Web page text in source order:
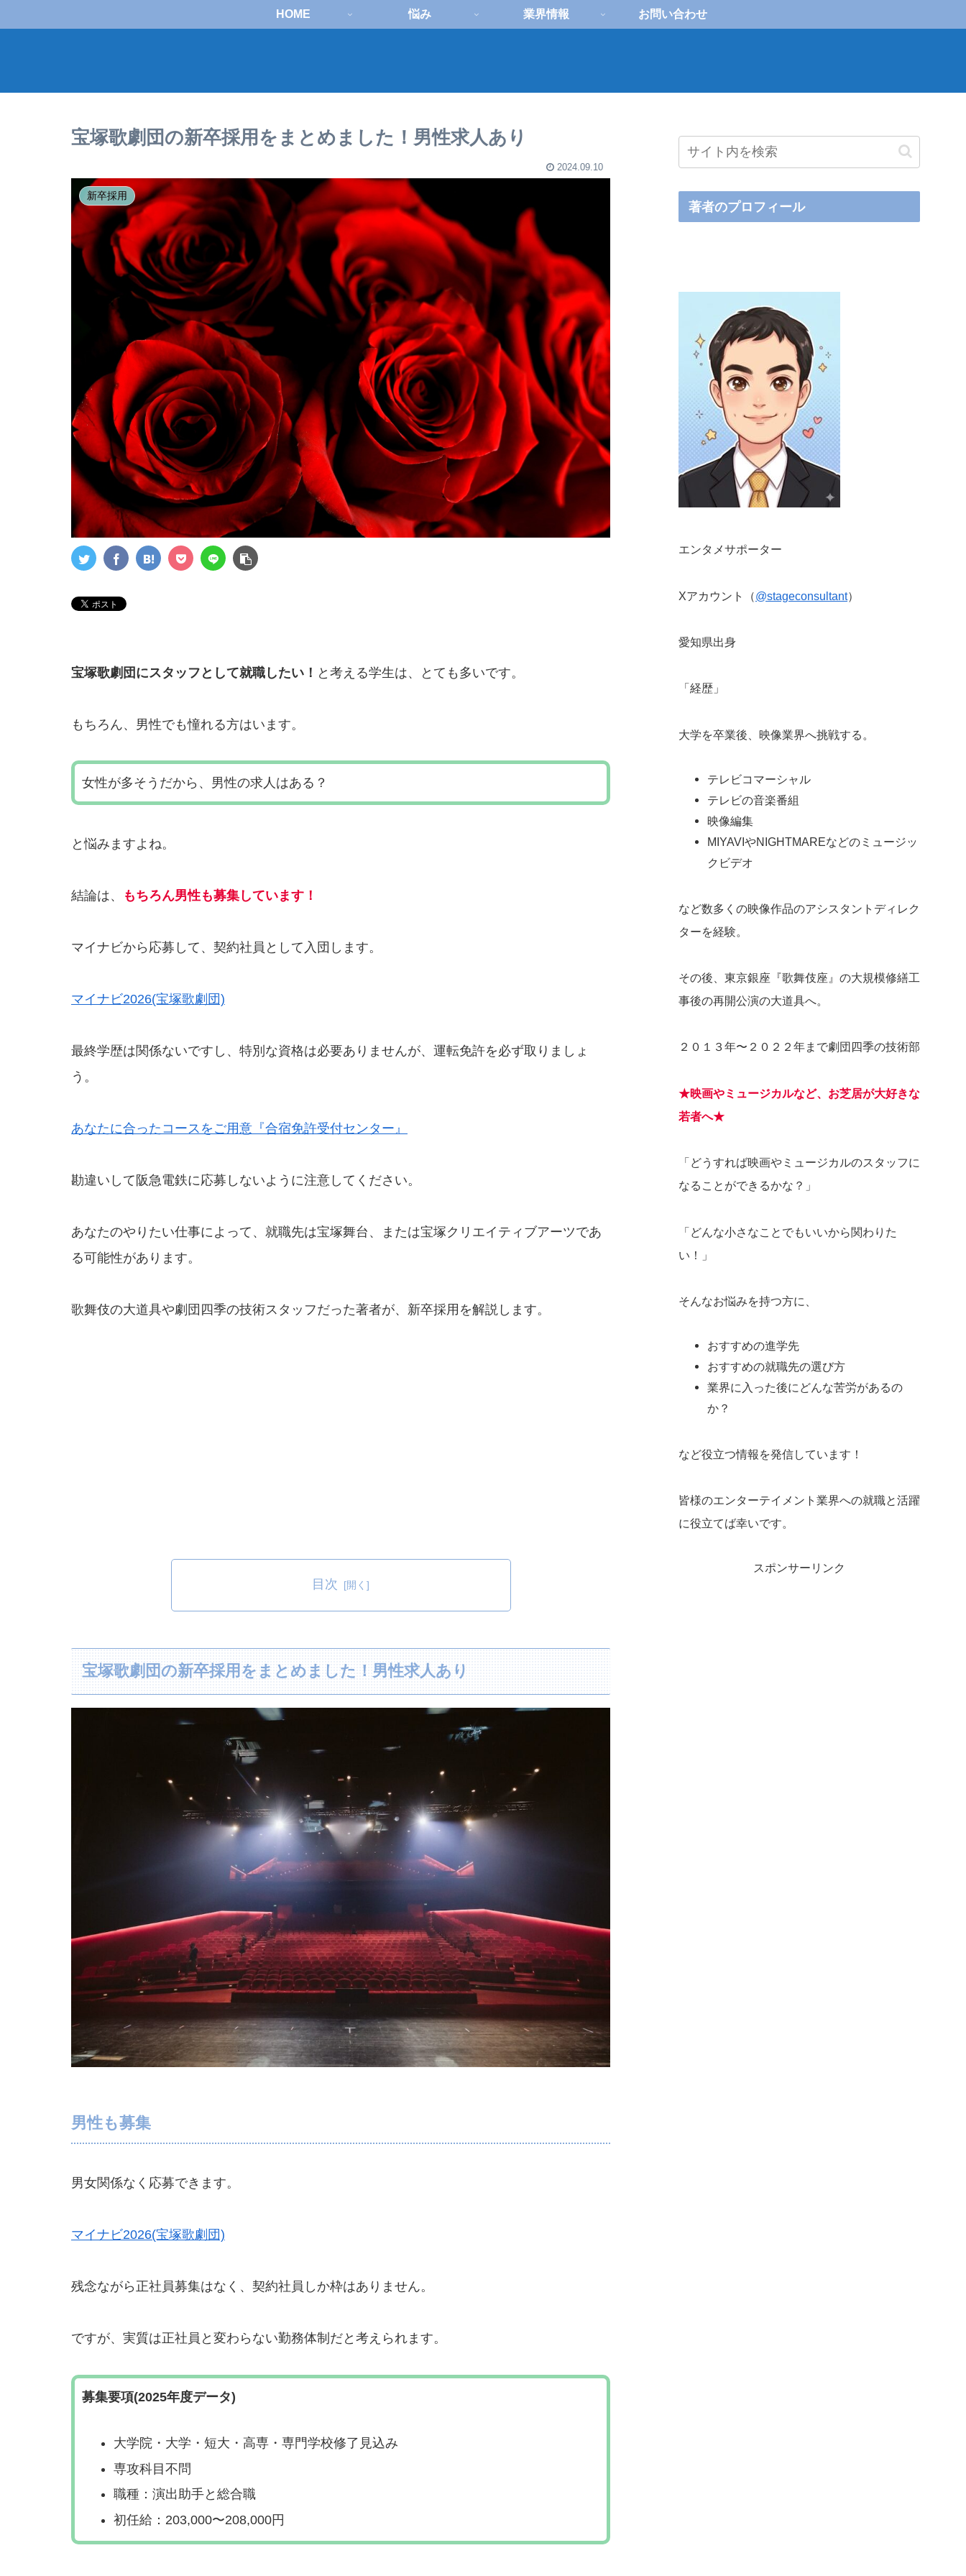
HOME 悩み 業界情報 お問い合わせ
宝塚歌劇団の新卒採用をまとめました！男性求人あり
2024.09.10
新卒採用
宝塚歌劇団にスタッフとして就職したい！ と考える学生は、とても多いです。
もちろん、男性でも憧れる方はいます。
女性が多そうだから、男性の求人はある？
と悩みますよね。
結論は、 もちろん男性も募集しています！
マイナビから応募して、契約社員として入団します。
マイナビ2026(宝塚歌劇団)
最終学歴は関係ないですし、特別な資格は必要ありませんが、運転免許を必ず取りましょ
う。
あなたに合ったコースをご用意『合宿免許受付センター』
勘違いして阪急電鉄に応募しないように注意してください。
あなたのやりたい仕事によって、就職先は宝塚舞台、または宝塚クリエイティブアーツであ
る可能性があります。
歌舞伎の大道具や劇団四季の技術スタッフだった著者が、新卒採用を解説します。
目次
宝塚歌劇団の新卒採用をまとめました！男性求人あり
男性も募集
男女関係なく応募できます。
マイナビ2026(宝塚歌劇団)
残念ながら正社員募集はなく、契約社員しか枠はありません。
ですが、実質は正社員と変わらない勤務体制だと考えられます。
募集要項(2025年度データ)
大学院・大学・短大・高専・専門学校修了見込み
専攻科目不問
職種：演出助手と総合職
初任給：203,000〜208,000円
著者のプロフィール
エンタメサポーター
Xアカウント（@stageconsultant）
愛知県出身
「経歴」
大学を卒業後、映像業界へ挑戦する。
テレビコマーシャル
テレビの音楽番組
映像編集
MIYAVIやNIGHTMAREなどのミュージッ
クビデオ
など数多くの映像作品のアシスタントディレク
ターを経験。
その後、東京銀座『歌舞伎座』の大規模修繕工
事後の再開公演の大道具へ。
２０１３年〜２０２２年まで劇団四季の技術部
★映画やミュージカルなど、お芝居が大好きな
若者へ★
「どうすれば映画やミュージカルのスタッフに
なることができるかな？」
「どんな小さなことでもいいから関わりた
い！」
そんなお悩みを持つ方に、
おすすめの進学先
おすすめの就職先の選び方
業界に入った後にどんな苦労があるの
か？
など役立つ情報を発信しています！
皆様のエンターテイメント業界への就職と活躍
に役立てば幸いです。
スポンサーリンク